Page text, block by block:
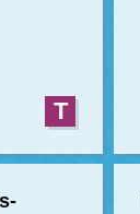
T